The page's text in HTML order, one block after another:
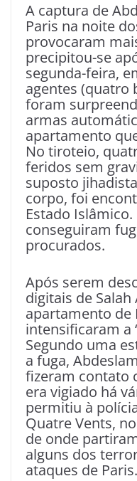
A captura de
Paris na noite
provocaram
precipitou-se
segunda-feira,
agentes (quatro
foram
armas
apartamento
No tiroteio,
feridos sem
suposto
corpo, foi
Estado
conseguiram
procurados.
Após serem
digitais de
apartamento de
intensificaram a
Segundo uma
a fuga,
fizeram contato
era vigiado há
permitiu à
Quatre Vents,
de onde
alguns dos
ataques de Paris.